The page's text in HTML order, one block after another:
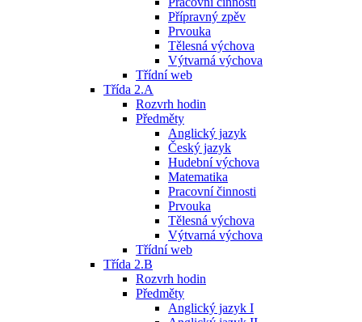
Přípravný zpěv
Prvouka
Tělesná výchova
Výtvarná výchova
Třídní web
Třída 2.A
Rozvrh hodin
Předměty
Anglický jazyk
Český jazyk
Hudební výchova
Matematika
Pracovní činnosti
Prvouka
Tělesná výchova
Výtvarná výchova
Třídní web
Třída 2.B
Rozvrh hodin
Předměty
Anglický jazyk I